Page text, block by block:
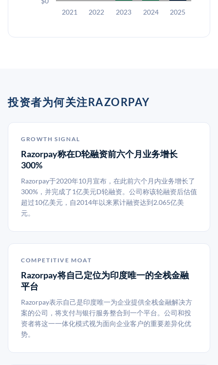
2021 2022 2023 2024 2025
投资者为何关注RAZORPAY
GROWTH SIGNAL
Razorpay称在D轮融资前六个月业务增长
300%
Razorpay于2020年10月宣布，在此前六个月内业务增长了
300%，并完成了1亿美元D轮融资。公司称该轮融资后估值
超过10亿美元，自2014年以来累计融资达到2.065亿美
元。
COMPETITIVE MOAT
Razorpay将自己定位为印度唯一的全栈金融
平台
Razorpay表示自己是印度唯一为企业提供全栈金融解决方
案的公司，将支付与银行服务整合到一个平台。公司和投
资者将这一一体化模式视为面向企业客户的重要差异化优
势。